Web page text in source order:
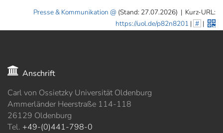
Presse & Kommunikation (Stand: 27.07.2026) | Kurz-URL:
https://uol.de/p82n8201 | # |
Anschrift
Carl von Ossietzky Universität Oldenburg
Ammerländer Heerstraße 114-118
26129 Oldenburg
Tel. +49-(0)441-798-0